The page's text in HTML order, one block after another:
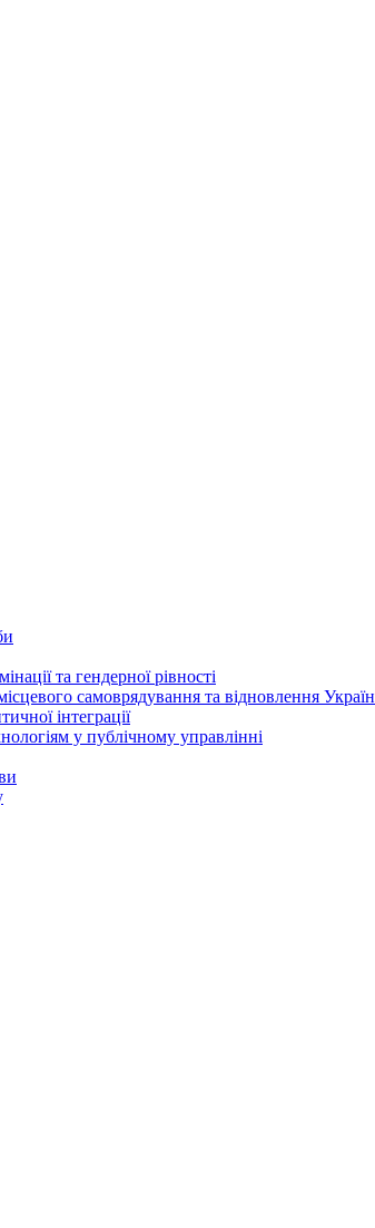
та гендерної рівності
самоврядування та відновлення
інтеграції
у публічному управлінні